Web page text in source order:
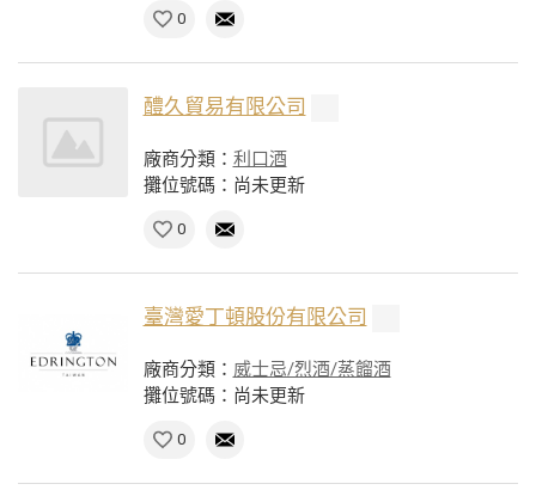
0
醴久貿易有限公司
廠商分類： 利口酒
攤位號碼：尚未更新
0
臺灣愛丁頓股份有限公司
廠商分類： 威士忌/烈酒/蒸餾酒
攤位號碼：尚未更新
0